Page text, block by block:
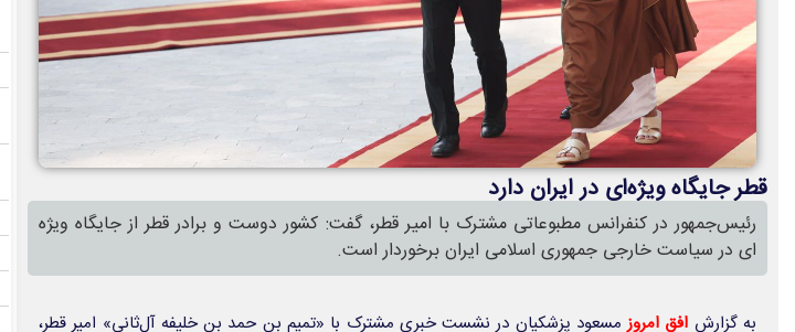
قطر جایگاه ویژه‌ای در ایران دارد
رئیس‌جمهور در کنفرانس مطبوعاتی مشترک با امیر قطر، گفت: کشور دوست و برادر قطر از جایگاه ویژه
ای در سیاست خارجی جمهوری اسلامی ایران برخوردار است.
به گزارش افق امروزمسعود پزشکیان در نشست خبری مشترک با «تمیم بن حمد بن خلیفه آل‌ثانی» امیر قطر،